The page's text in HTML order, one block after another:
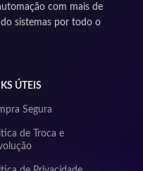
com mais de
sistemas por todo o
ÚTEIS
Segura
de Troca e